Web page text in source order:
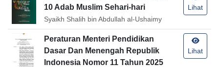
10 Adab Muslim Sehari-hari
Syaikh Shalih bin Abdullah al-Ushaimy
Lihat
Peraturan Menteri Pendidikan
Dasar Dan Menengah Republik
Indonesia Nomor 11 Tahun 2025
Lihat